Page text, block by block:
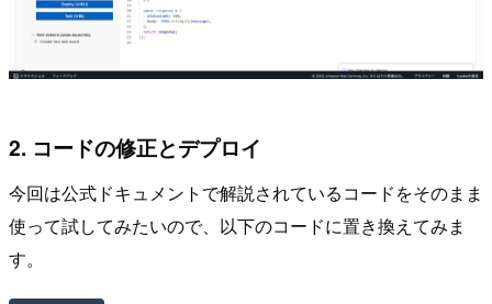
2. コードの修正とデプロイ
今回は公式ドキュメントで解説されているコードをそのまま
使って試してみたいので、以下のコードに置き換えてみま
す。